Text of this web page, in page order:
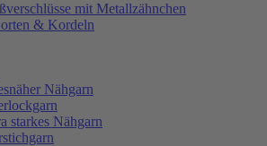
mit Metallzähnchen
& Kordeln
Nähgarn
starkes Nähgarn